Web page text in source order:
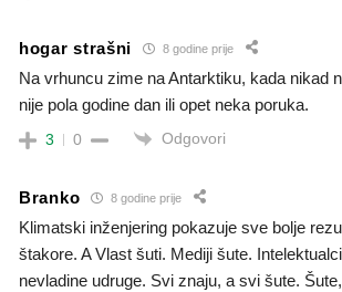
hogar strašni 8 godine prije
Na vrhuncu zime na Antarktiku, kada nikad
nije pola godine dan ili opet neka poruka.
3 0 Odgovori
Branko 8 godine prije
Klimatski inženjering pokazuje sve bolje
štakore. A Vlast šuti. Mediji šute.
nevladine udruge. Svi znaju, a svi šute.